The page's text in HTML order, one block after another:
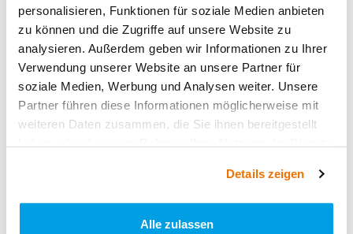
personalisieren, Funktionen für soziale Medien anbieten
zu können und die Zugriffe auf unsere Website zu
analysieren. Außerdem geben wir Informationen zu Ihrer
Verwendung unserer Website an unsere Partner für
soziale Medien, Werbung und Analysen weiter. Unsere
Partner führen diese Informationen möglicherweise mit
weiteren Daten zusammen, die Sie ihnen bereitgestellt
Details zeigen
Alle zulassen